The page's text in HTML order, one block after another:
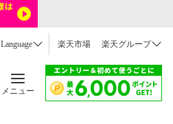
Language 楽天市場 楽天グループ
メニュー